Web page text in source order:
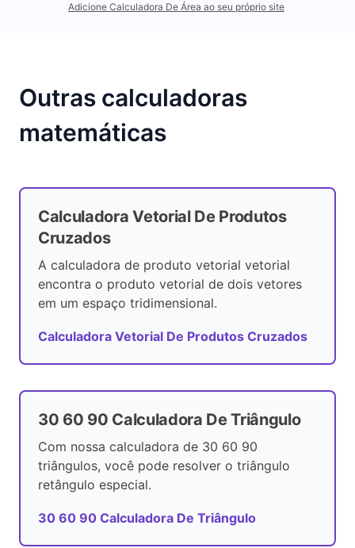
Adicione Calculadora De Área ao seu próprio site
Outras calculadoras
matemáticas
Calculadora Vetorial De Produtos
Cruzados
A calculadora de produto vetorial vetorial
encontra o produto vetorial de dois vetores
em um espaço tridimensional.
Calculadora Vetorial De Produtos Cruzados
30 60 90 Calculadora De Triângulo
Com nossa calculadora de 30 60 90
triângulos, você pode resolver o triângulo
retângulo especial.
30 60 90 Calculadora De Triângulo